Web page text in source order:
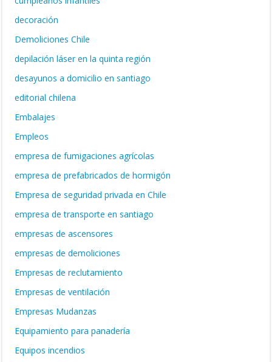
decoración
Demoliciones Chile
depilación láser en la quinta región
desayunos a domicilio en santiago
editorial chilena
Embalajes
Empleos
empresa de fumigaciones agrícolas
empresa de prefabricados de hormigón
Empresa de seguridad privada en Chile
empresa de transporte en santiago
empresas de ascensores
empresas de demoliciones
Empresas de reclutamiento
Empresas de ventilación
Empresas Mudanzas
Equipamiento para panadería
Equipos incendios